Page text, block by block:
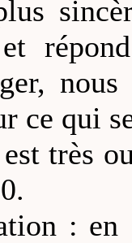
ce qui
très
en